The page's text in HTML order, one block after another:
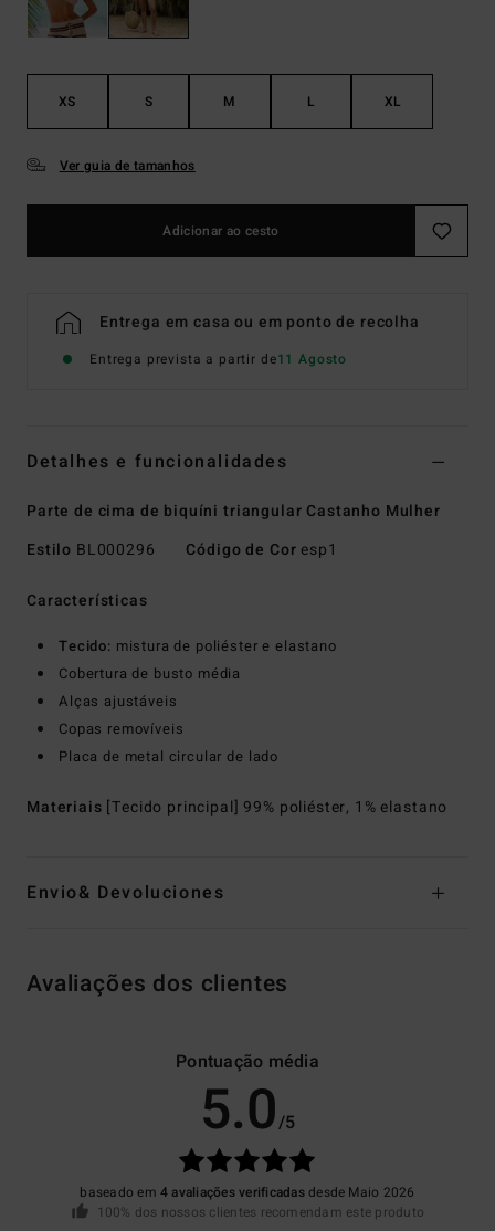
XS S M L XL
Ver guia de tamanhos
Adicionar ao cesto
Entrega em casa ou em ponto de recolha
Entrega prevista a partir de11 Agosto
Detalhes e funcionalidades
Parte de cima de biquíni triangular Castanho Mulher
Estilo BL000296 Código de Cor esp1
Características
Tecido: mistura de poliéster e elastano
Cobertura de busto média
Alças ajustáveis
Copas removíveis
Placa de metal circular de lado
Materiais [Tecido principal] 99% poliéster, 1% elastano
Envio& Devoluciones
Avaliações dos clientes
Pontuação média
5.0/5
baseado em4 avaliações verificadasdesde Maio 2026
100% dos nossos clientes recomendam este produto